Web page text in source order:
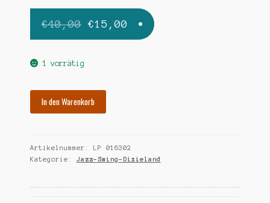
€40,00 Ursprünglicher
Preis
€15,00 Aktueller
Preis
1 vorrätig
vol.
11
20-
In den Warenkorb
Artikelnummer:
LP 016302
Kategorie: Jazz-Swing-Dixieland